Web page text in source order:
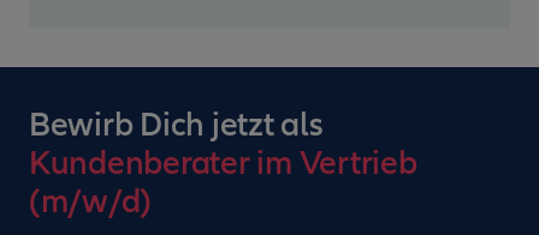
Bewirb Dich jetzt als
Kundenberater im Vertrieb
(m/w/d)